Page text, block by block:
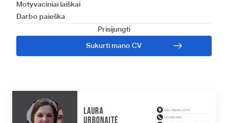
Motyvaciniai laiškai
Darbo paieška
Prisijungti
Sukurti mano CV
ieškoti darbo
Jungtiniuose Arabų
Emyratuose